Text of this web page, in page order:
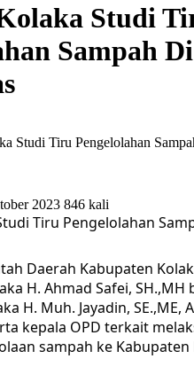
Studi
Sampah Di
Studi Tiru Pengelolahan
2023 846 kali
Tiru Pengelolahan
Daerah Kabupaten
H. Ahmad Safei, SH.,MH
H. Muh. Jayadin, SE.,ME,
kepala OPD terkait
sampah ke Kabupaten